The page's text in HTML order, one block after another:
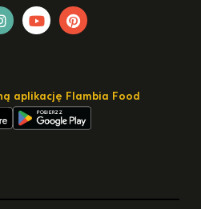
aplikację Flambia Food